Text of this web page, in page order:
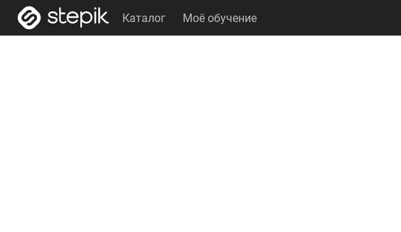
Каталог Моё обучение